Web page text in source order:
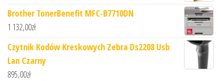
Brother TonerBenefit MFC-B7710DN
1 132,00zł
Czytnik Kodów Kreskowych Zebra Ds2208 Usb
Lan Czarny
895,00zł